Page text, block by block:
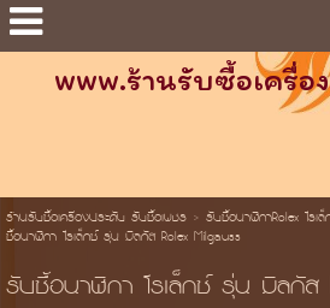
www.ร้านรับซื้อเครื่อ
ร้านรับซื้อเครื่องประดับ รับซื้อเพชร> รับซื้อนาฬิกาRolex โรเ
ซื้อนาฬิกา โรเล็กซ์ รุ่น มิลกัส Rolex Milgauss
รับซื้อนาฬิกา โรเล็กซ์ รุ่น มิลกัส